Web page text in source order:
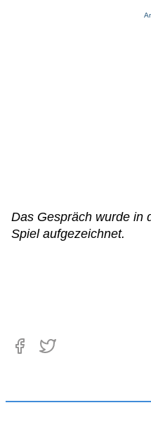
Das Gespräch wurde in
Spiel aufgezeichnet.